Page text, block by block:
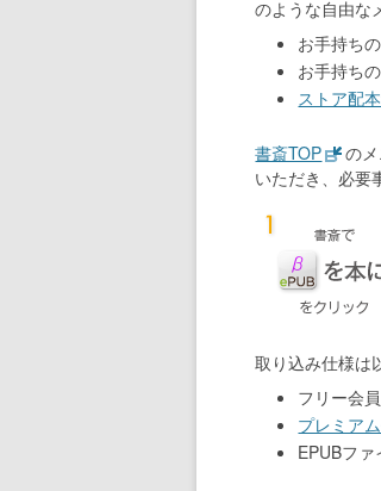
のような自由な
お手持ち
お手持ち
ストア配
書斎TOP
の
いただき、必要
取り込み仕様は
フリー会
プレミア
EPUBフ